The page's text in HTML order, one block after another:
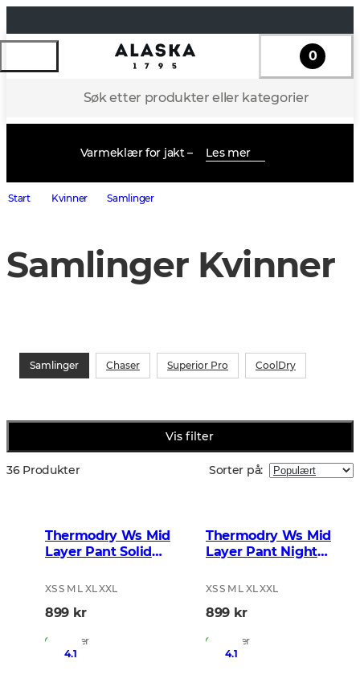
Søk etter produkter eller kategorier
0
Varmeklær for jakt – Les mer
Start Kvinner Samlinger
Samlinger Kvinner
Samlinger Chaser Superior Pro CoolDry
Vis filter
36 Produkter Sorter på:
Thermodry Ws Mid
Layer Pant Solid
XS S M L XL XXL
899 kr
På lager
Thermodry Ws Mid
Layer Pant Night
XS S M L XL XXL
899 kr
På lager
4.1
4.1